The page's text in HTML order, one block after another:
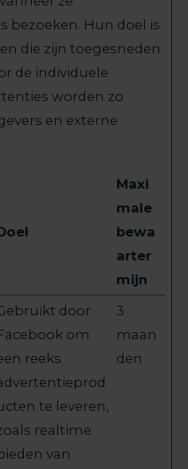
bezoeken. Hun doel is
die zijn toegesneden
de individuele
worden zo
en externe
Maxi
male
bewa
arter
mijn
door
om
reeks
te leveren,
realtime
van
3
maan
den